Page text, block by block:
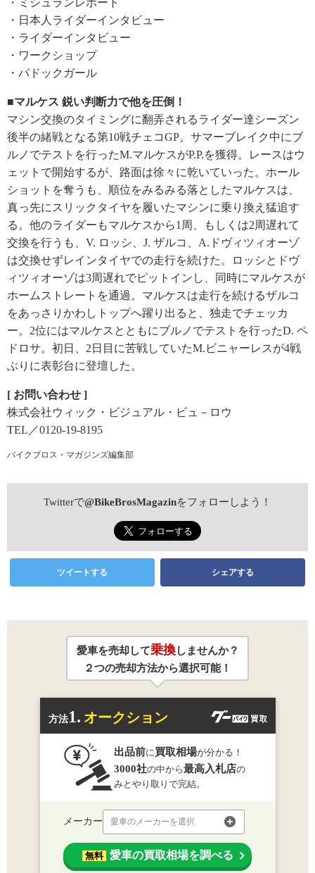
・ミシュランレポート
・日本人ライダーインタビュー
・ライダーインタビュー
・ワークショップ
・パドックガール
■マルケス 鋭い判断力で他を圧倒！
マシン交換のタイミングに翻弄されるライダー達シーズン
後半の緒戦となる第10戦チェコGP。サマーブレイク中にブ
ルノでテストを行ったM.マルケスがP.P.を獲得。レースはウ
ェットで開始するが、路面は徐々に乾いていった。ホール
ショットを奪うも、順位をみるみる落としたマルケスは、
真っ先にスリックタイヤを履いたマシンに乗り換え猛追す
る。他のライダーもマルケスから1周、もしくは2周遅れて
交換を行うも、V. ロッシ、J. ザルコ、A.ドヴィツィオーゾ
は交換せずレインタイヤでの走行を続けた。ロッシとドヴ
ィツィオーゾは3周遅れでピットインし、同時にマルケスが
ホームストレートを通過。マルケスは走行を続けるザルコ
をあっさりかわしトップへ躍り出ると、独走でチェッカ
ー。2位にはマルケスとともにブルノでテストを行ったD. ペ
ドロサ。初日、2日目に苦戦していたM.ビニャーレスが4戦
ぶりに表彰台に登壇した。
[ お問い合わせ ]
株式会社ウィック・ビジュアル・ビュ－ロウ
TEL／0120-19-8195
バイクブロス・マガジンズ編集部
Twitterで@BikeBrosMagazinをフォローしよう！
ツイートする シェアする
愛車を売却して乗換しませんか？
２つの売却方法から選択可能！
方法1. オークション
出品前に 買取相場が分かる！
3000社の中から最高入札店の
みとやり取りで完結。
メーカー 愛車のメーカーを選択
無料 愛車の買取相場を調べる